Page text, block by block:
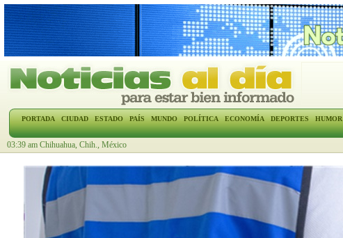
PORTADA CIUDAD ESTADO PAÍS MUNDO POLÍTICA ECONOMÍA DEPORTES HUMOR
03:39 am Chihuahua, Chih., México